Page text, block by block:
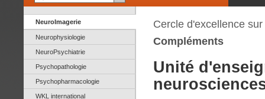
NeuroImagerie
Neurophysiologie
NeuroPsychiatrie
Psychopathologie
Psychopharmacologie
WKL international
Cercle d'excellence
Compléments
Unité